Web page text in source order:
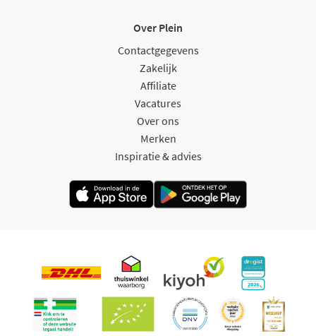
Over Plein
Contactgegevens
Zakelijk
Affiliate
Vacatures
Over ons
Merken
Inspiratie & advies